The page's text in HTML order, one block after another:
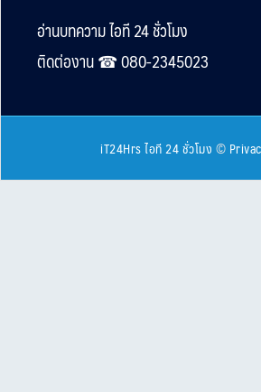
Footer
อ่านบทความ ไอที 24 ชั่วโมง
ติดต่องาน ☎︎ 080-2345023
iT24Hrs ไอที 24 ชั่วโมง ©